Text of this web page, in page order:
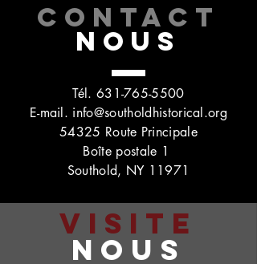
CONTACT
NOUS
Tél. 631-765-5500
E-mail. info@southoldhistorical.org
54325 Route Principale
Boîte postale 1
Southold, NY 11971
VISITE
NOUS